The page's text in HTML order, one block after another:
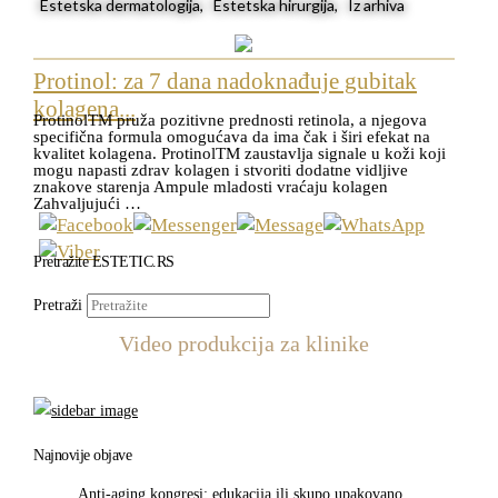
Estetska dermatologija, Estetska hirurgija, Iz arhiva
Protinol: za 7 dana nadoknađuje gubitak
kolagena...
ProtinolTM pruža pozitivne prednosti retinola, a njegova
specifična formula omogućava da ima čak i širi efekat na
kvalitet kolagena. ProtinolTM zaustavlja signale u koži koji
mogu napasti zdrav kolagen i stvoriti dodatne vidljive
znakove starenja Ampule mladosti vraćaju kolagen
Zahvaljujući …
Pretražite ESTETIC.RS
Pretraži
Video produkcija za klinike
Najnovije objave
Anti-aging kongresi: edukacija ili skupo upakovano